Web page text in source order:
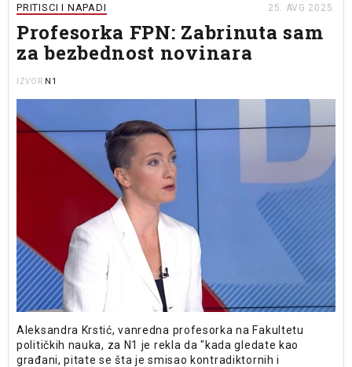
PRITISCI I NAPADI 25. AVG 2025.
Profesorka FPN: Zabrinuta sam
za bezbednost novinara
IZVOR N1
Aleksandra Krstić, vanredna profesorka na Fakultetu
političkih nauka, za N1 je rekla da "kada gledate kao
građani, pitate se šta je smisao kontradiktornih i